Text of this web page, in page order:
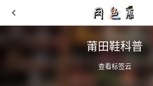
莆田鞋科普
查看标签云